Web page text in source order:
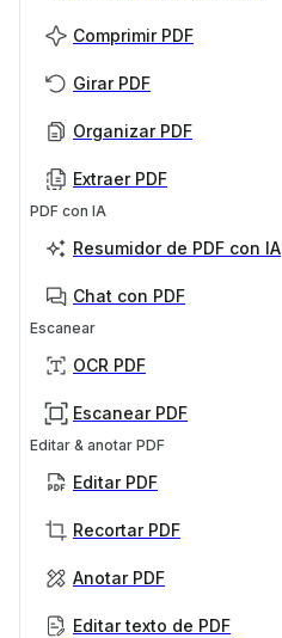
Comprimir PDF
Girar PDF
Organizar PDF
Extraer PDF
PDF con IA
Resumidor de PDF con IA
Chat con PDF
Escanear
OCR PDF
Escanear PDF
Editar & anotar PDF
Editar PDF
Recortar PDF
Anotar PDF
Editar texto de PDF